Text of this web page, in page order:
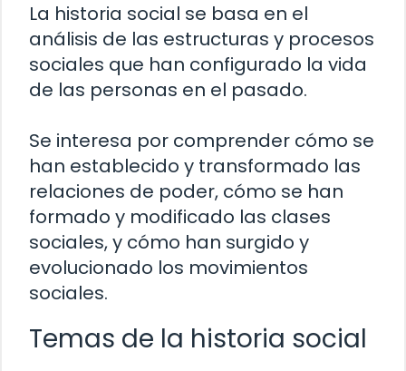
La historia social se basa en el
análisis de las estructuras y procesos
sociales que han configurado la vida
de las personas en el pasado.
Se interesa por comprender cómo se
han establecido y transformado las
relaciones de poder, cómo se han
formado y modificado las clases
sociales, y cómo han surgido y
evolucionado los movimientos
sociales.
Temas de la historia social